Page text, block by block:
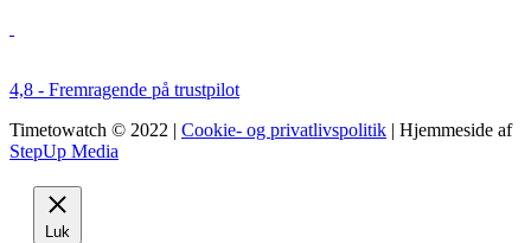
4,8 - Fremragende på trustpilot
Timetowatch © 2022 | Cookie- og privatlivspolitik | Hjemmeside af
StepUp Media
Luk